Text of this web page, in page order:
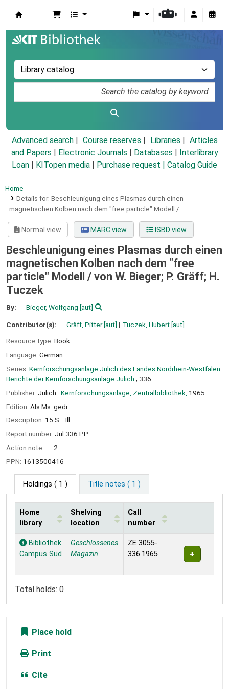
Advanced search Course reserves Libraries
Articles
and Papers
Electronic Journals Databases
Interlibrary
Loan
KITopen media Purchase request | Catalog Guide
Home
Details for: Beschleunigung eines Plasmas durch einen
magnetischen Kolben nach dem "free particle" Modell /
Normal view MARC view ISBD view
Beschleunigung eines Plasmas durch einen
magnetischen Kolben nach dem "free
particle" Modell / von W. Bieger; P. Gräff; H.
Tuczek
By: Bieger, Wolfgang [aut]
Contributor(s): Gräff, Pitter[aut] Tuczek, Hubert[aut]
Resource type: Book
Language: German
Series: Kernforschungsanlage Jülich des Landes Nordrhein-Westfalen.
Berichte der Kernforschungsanlage Jülich ; 336
Publisher: Jülich : Kernforschungsanlage, Zentralbibliothek, 1965
Edition: Als Ms. gedr
Description: 15 S. : Ill
Report number: Jül 336 PP
Action note:
2
PPN: 1613500416
Holdings ( 1 ) Title notes ( 1 )
Holdings
Home
library
Shelving
location
Call
number
Bibliothek
Campus Süd
Geschlossenes
Magazin
ZE 3055-
336.1965
Total holds: 0
Place hold
Print
Cite